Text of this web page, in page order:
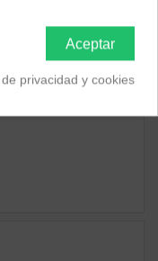
Aceptar
privacidad y cookies